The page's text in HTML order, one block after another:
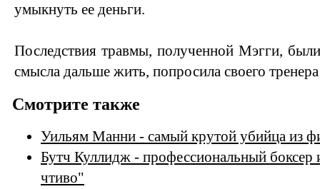
умыкнуть ее деньги.
Последствия травмы, полученной Мэгги,
смысла дальше жить, попросила своего
Смотрите также
Уильям Манни - самый крутой убийца из
Бутч Куллидж - профессиональный
чтиво"